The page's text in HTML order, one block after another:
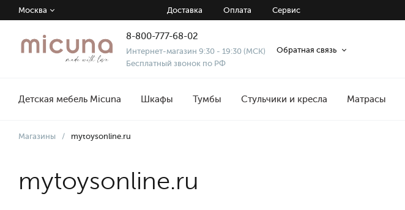
Москва Доставка Оплата Сервис
8-800-777-68-02
Интернет-магазин 9:30 - 19:30 (МСК)
Бесплатный звонок по РФ
Обратная связь
Детская мебель Micuna Шкафы Тумбы Стульчики и кресла Матрасы
Магазины / mytoysonline.ru
mytoysonline.ru